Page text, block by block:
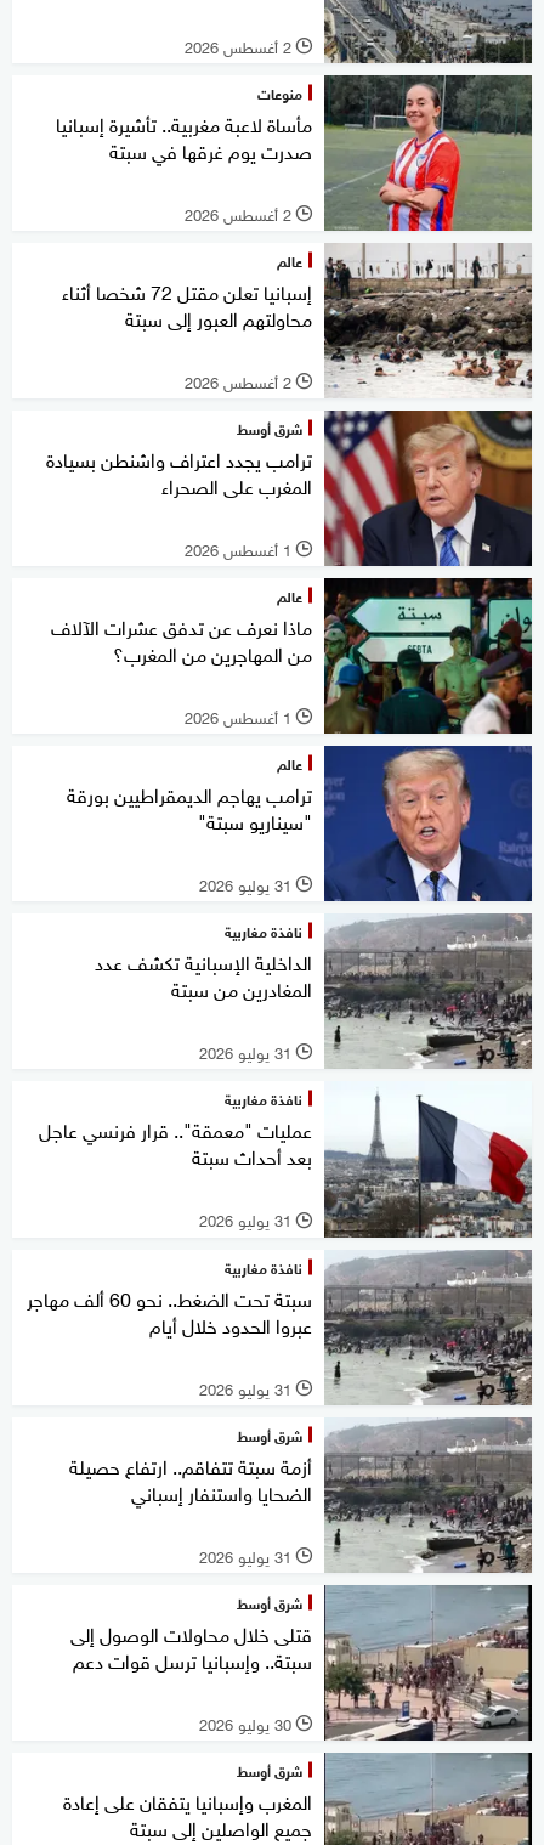
l 2 أغسطس 2026
منوعات
مأساة لاعبة مغربية.. تأشيرة إسبانيا
صدرت يوم غرقها في سبتة
l 2 أغسطس 2026
عالم
إسبانيا تعلن مقتل 72 شخصا أثناء
محاولتهم العبور إلى سبتة
l 2 أغسطس 2026
شرق أوسط
ترامب يجدد اعتراف واشنطن بسيادة
المغرب على الصحراء
l 1 أغسطس 2026
عالم
ماذا نعرف عن تدفق عشرات الآلاف
من المهاجرين من المغرب؟
l 1 أغسطس 2026
عالم
ترامب يهاجم الديمقراطيين بورقة
"سيناريو سبتة"
l 31 يوليو 2026
نافذة مغاربية
الداخلية الإسبانية تكشف عدد
المغادرين من سبتة
l 31 يوليو 2026
نافذة مغاربية
عمليات "معمقة".. قرار فرنسي عاجل
بعد أحداث سبتة
l 31 يوليو 2026
نافذة مغاربية
سبتة تحت الضغط.. نحو 60 ألف مهاجر
عبروا الحدود خلال أيام
l 31 يوليو 2026
شرق أوسط
أزمة سبتة تتفاقم.. ارتفاع حصيلة
الضحايا واستنفار إسباني
l 31 يوليو 2026
شرق أوسط
قتلى خلال محاولات الوصول إلى
سبتة.. وإسبانيا ترسل قوات دعم
l 30 يوليو 2026
شرق أوسط
المغرب وإسبانيا يتفقان على إعادة
جميع الواصلين إلى سبتة